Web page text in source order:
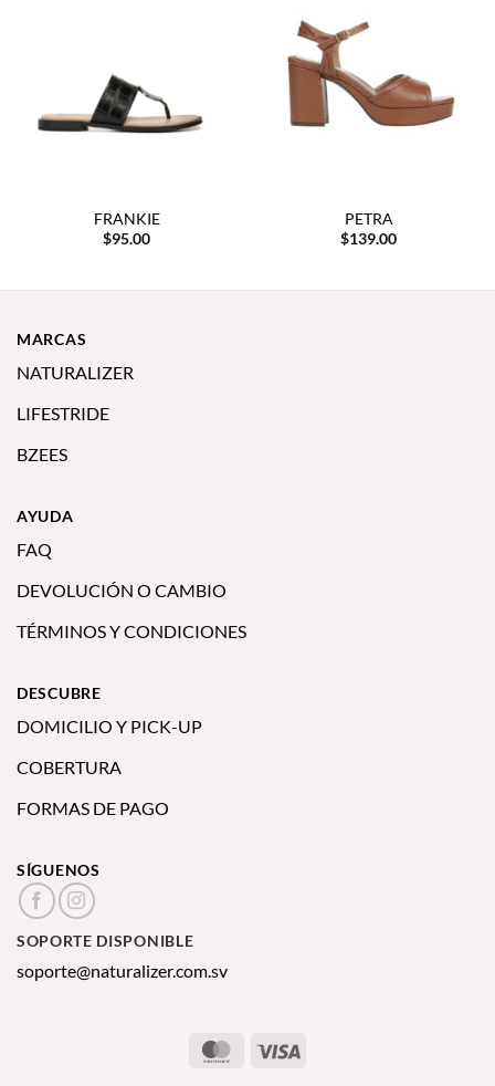
FRANKIE
$95.00
PETRA
$139.00
MARCAS
NATURALIZER
LIFESTRIDE
BZEES
AYUDA
FAQ
DEVOLUCIÓN O CAMBIO
TÉRMINOS Y CONDICIONES
DESCUBRE
DOMICILIO Y PICK-UP
COBERTURA
FORMAS DE PAGO
SÍGUENOS
SOPORTE DISPONIBLE
soporte@naturalizer.com.sv
MasterCard